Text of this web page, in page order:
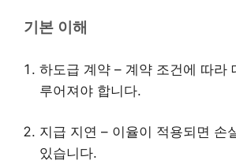
기본 이해
하도급 계약 – 계약 조건에 따라
루어져야 합니다.
지급 지연 – 이율이 적용되면 손
있습니다.